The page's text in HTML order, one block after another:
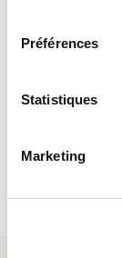
Préférences
Statistiques
Marketing
Un
Une